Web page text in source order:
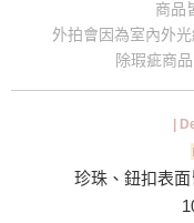
商品
外拍會因為室內外
除瑕疵商品
|
珍珠、鈕扣表